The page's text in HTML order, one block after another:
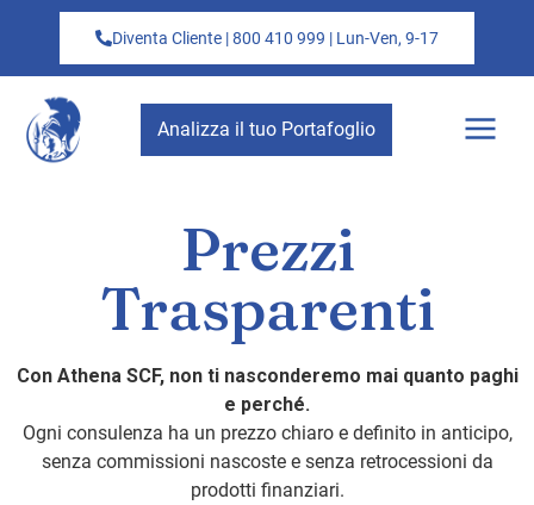
Diventa Cliente | 800 410 999 | Lun-Ven, 9-17
Analizza il tuo Portafoglio
Prezzi
Trasparenti
Con Athena SCF, non ti nasconderemo mai quanto paghi
e perché.
Ogni consulenza ha un prezzo chiaro e definito in anticipo,
senza commissioni nascoste e senza retrocessioni da
prodotti finanziari.